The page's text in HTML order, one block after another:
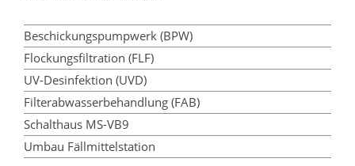
Beschickungspumpwerk (BPW)
Flockungsfiltration (FLF)
UV-Desinfektion (UVD)
Filterabwasserbehandlung (FAB)
Schalthaus MS-VB9
Umbau Fällmittelstation